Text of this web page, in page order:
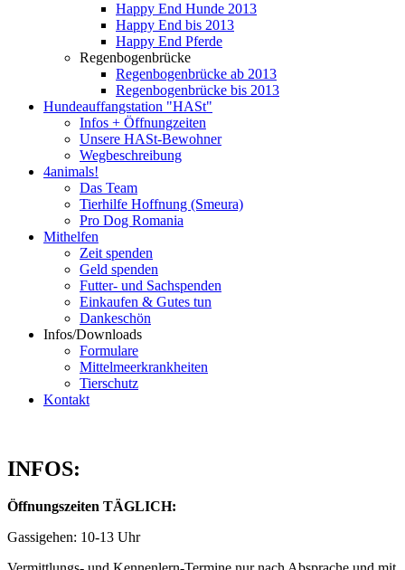
Happy End Hunde 2013
Happy End bis 2013
Happy End Pferde
Regenbogenbrücke
Regenbogenbrücke ab 2013
Regenbogenbrücke bis 2013
Hundeauffangstation "HASt"
Infos + Öffnungzeiten
Unsere HASt-Bewohner
Wegbeschreibung
4animals!
Das Team
Tierhilfe Hoffnung (Smeura)
Pro Dog Romania
Mithelfen
Zeit spenden
Geld spenden
Futter- und Sachspenden
Einkaufen & Gutes tun
Dankeschön
Infos/Downloads
Formulare
Mittelmeerkrankheiten
Tierschutz
Kontakt
INFOS:
Öffnungszeiten TÄGLICH:
Gassigehen: 10-13 Uhr